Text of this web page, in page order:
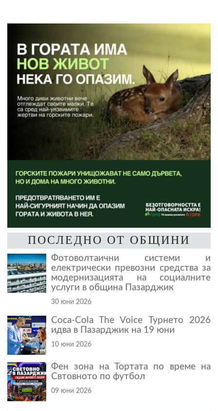
ПОСЛЕДНО ОТ ОБЩИНИ
Фотоволтаични системи и
електрически превозни средства за
модернизацията на социалните
услуги в община Пазарджик
30 юни 2026
Coca-Cola The Voice Турнето 2026
идва в Пазарджик на 19 юни
10 юни 2026
Фен зона на Тортата по време на
Свтовното по футбол
09 юни 2026